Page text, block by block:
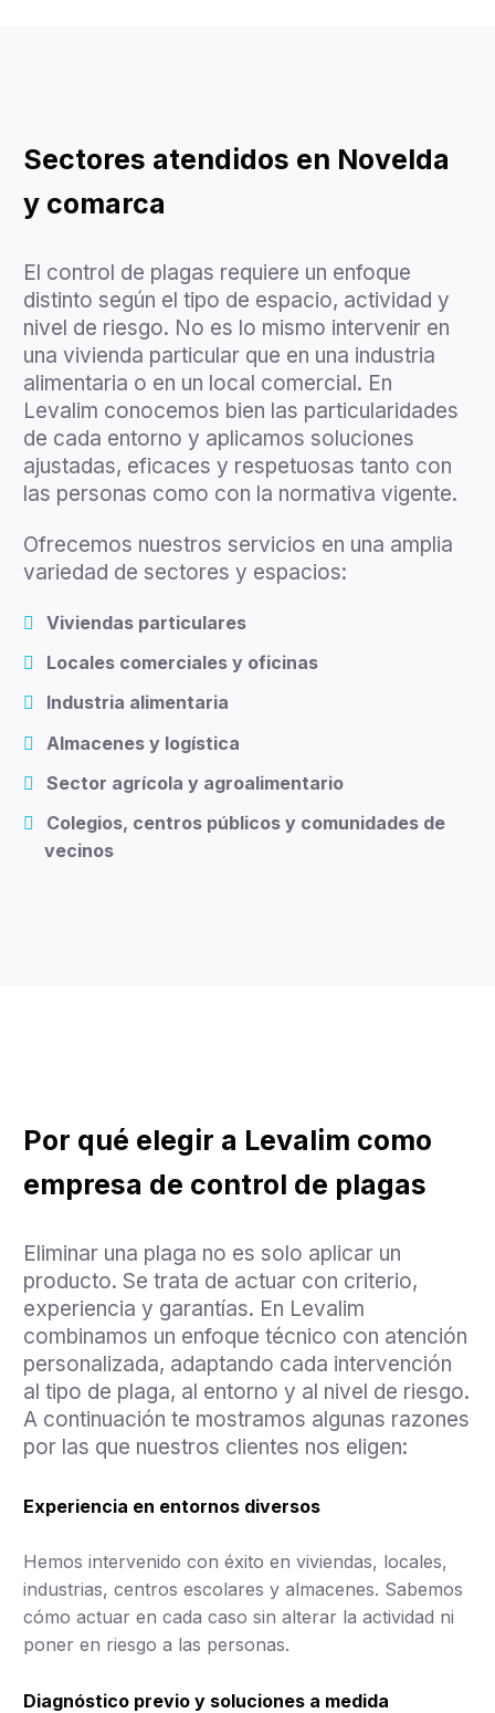
Sectores atendidos en Novelda
y comarca
El control de plagas requiere un enfoque
distinto según el tipo de espacio, actividad y
nivel de riesgo. No es lo mismo intervenir en
una vivienda particular que en una industria
alimentaria o en un local comercial. En
Levalim conocemos bien las particularidades
de cada entorno y aplicamos soluciones
ajustadas, eficaces y respetuosas tanto con
las personas como con la normativa vigente.
Ofrecemos nuestros servicios en una amplia
variedad de sectores y espacios:
Viviendas particulares
Locales comerciales y oficinas
Industria alimentaria
Almacenes y logística
Sector agrícola y agroalimentario
Colegios, centros públicos y comunidades de
vecinos
Por qué elegir a Levalim como
empresa de control de plagas
Eliminar una plaga no es solo aplicar un
producto. Se trata de actuar con criterio,
experiencia y garantías. En Levalim
combinamos un enfoque técnico con atención
personalizada, adaptando cada intervención
al tipo de plaga, al entorno y al nivel de riesgo.
A continuación te mostramos algunas razones
por las que nuestros clientes nos eligen:
Experiencia en entornos diversos
Hemos intervenido con éxito en viviendas, locales,
industrias, centros escolares y almacenes. Sabemos
cómo actuar en cada caso sin alterar la actividad ni
poner en riesgo a las personas.
Diagnóstico previo y soluciones a medida